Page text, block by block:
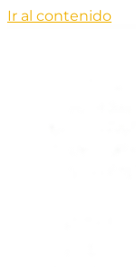
Ir al contenido